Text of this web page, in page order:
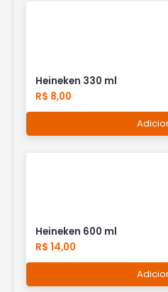
Heineken 330 ml
R$ 8,00
Heineken 600 ml
R$ 14,00